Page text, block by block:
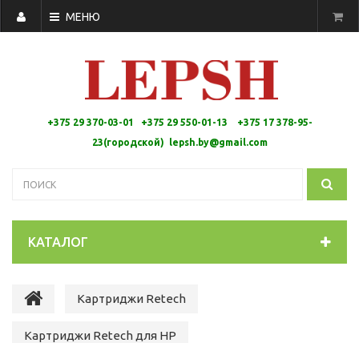
МЕНЮ
+375 29 370-03-01 +375 29 550-01-13 +375 17 378-95-
23(городской)
lepsh.by@gmail.com
КАТАЛОГ
Картриджи Retech
Картриджи Retech для HP